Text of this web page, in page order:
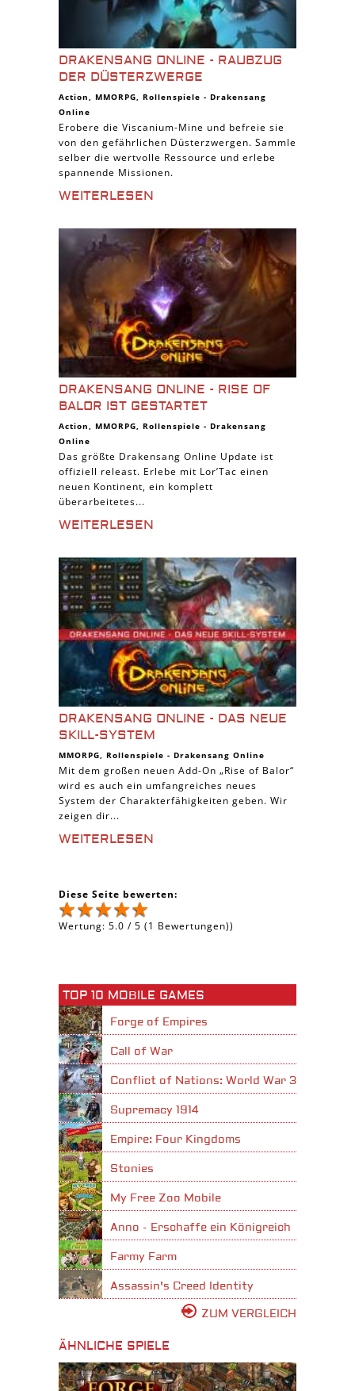
DRAKENSANG ONLINE - RAUBZUG
DER DÜSTERZWERGE
Action, MMORPG, Rollenspiele - Drakensang
Online
Erobere die Viscanium-Mine und befreie sie
von den gefährlichen Düsterzwergen. Sammle
selber die wertvolle Ressource und erlebe
spannende Missionen.
WEITERLESEN
DRAKENSANG ONLINE - RISE OF
BALOR IST GESTARTET
Action, MMORPG, Rollenspiele - Drakensang
Online
Das größte Drakensang Online Update ist
offiziell releast. Erlebe mit Lor’Tac einen
neuen Kontinent, ein komplett
überarbeitetes...
WEITERLESEN
DRAKENSANG ONLINE - DAS NEUE
SKILL-SYSTEM
MMORPG, Rollenspiele - Drakensang Online
Mit dem großen neuen Add-On „Rise of Balor“
wird es auch ein umfangreiches neues
System der Charakterfähigkeiten geben. Wir
zeigen dir...
WEITERLESEN
Diese Seite bewerten:
Wertung: 5.0 / 5 (1 Bewertungen))
TOP 10 MOBILE GAMES
Forge of Empires
Call of War
Conflict of Nations: World War 3
Supremacy 1914
Empire: Four Kingdoms
Stonies
My Free Zoo Mobile
Anno - Erschaffe ein Königreich
Farmy Farm
Assassin's Creed Identity
ZUM VERGLEICH
ÄHNLICHE SPIELE